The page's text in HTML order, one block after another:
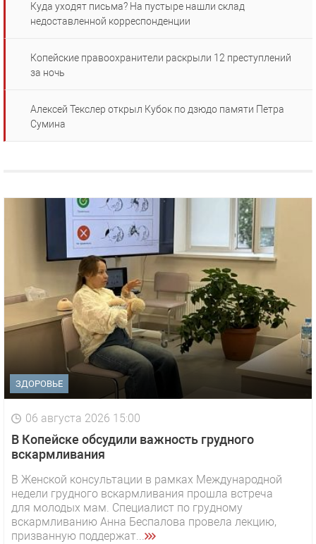
Куда уходят письма? На пустыре нашли склад
недоставленной корреспонденции
Копейские правоохранители раскрыли 12 преступлений
за ночь
Алексей Текслер открыл Кубок по дзюдо памяти Петра
Сумина
ЗДОРОВЬЕ
06 августа 2026 15:00
В Копейске обсудили важность грудного
вскармливания
В Женской консультации в рамках Международной
недели грудного вскармливания прошла встреча
для молодых мам. Специалист по грудному
вскармливанию Анна Беспалова провела лекцию,
призванную поддержат...